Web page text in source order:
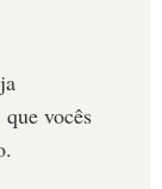
vocês